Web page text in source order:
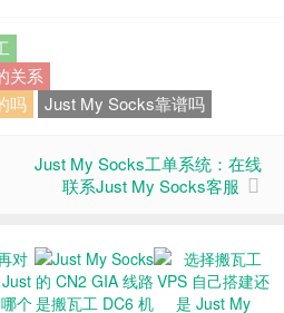
关系
吗
Just My Socks靠谱吗
Just My Socks工单系统：在线
联系Just My Socks客服